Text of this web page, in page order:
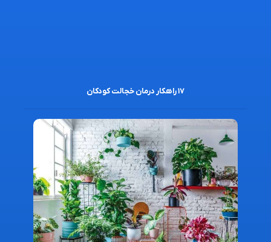
۱۷ راهکار درمان خجالت کودکان